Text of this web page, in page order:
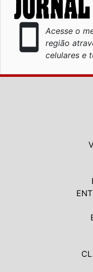
smartphone
Acesse o
região
celulares e